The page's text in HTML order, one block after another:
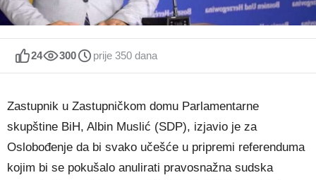
24 300 prije 350 dana
Zastupnik u Zastupničkom domu Parlamentarne
skupštine BiH, Albin Muslić (SDP), izjavio je za
Oslobođenje da bi svako učešće u pripremi referenduma
kojim bi se pokušalo anulirati pravosnažna sudska